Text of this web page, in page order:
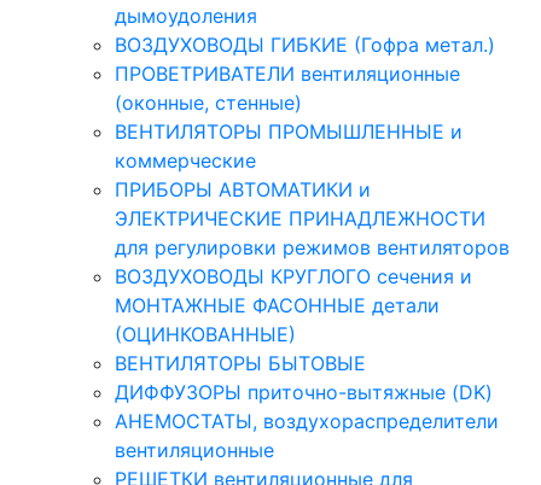
дымоудоления
ВОЗДУХОВОДЫ ГИБКИЕ (Гофра метал.)
ПРОВЕТРИВАТЕЛИ вентиляционные
(оконные, стенные)
ВЕНТИЛЯТОРЫ ПРОМЫШЛЕННЫЕ и
коммерческие
ПРИБОРЫ АВТОМАТИКИ и
ЭЛЕКТРИЧЕСКИЕ ПРИНАДЛЕЖНОСТИ
для регулировки режимов вентиляторов
ВОЗДУХОВОДЫ КРУГЛОГО сечения и
МОНТАЖНЫЕ ФАСОННЫЕ детали
(ОЦИНКОВАННЫЕ)
ВЕНТИЛЯТОРЫ БЫТОВЫЕ
ДИФФУЗОРЫ приточно-вытяжные (DK)
АНЕМОСТАТЫ, воздухораспределители
вентиляционные
РЕШЕТКИ вентиляционные для